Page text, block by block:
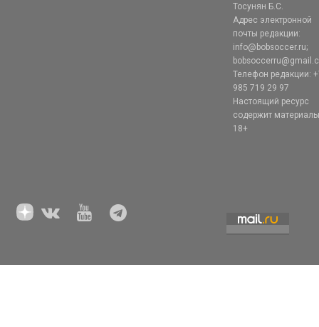
Тосунян Б.С.
Адрес электронной
почты редакции:
info@bobsoccer.ru;
Телефон редакции:
985 719 29 97
Настоящий ресурс
содержит
18+